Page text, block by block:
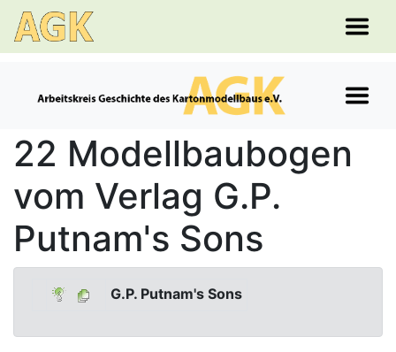
22 Modellbaubogen
vom Verlag G.P.
Putnam's Sons
G.P. Putnam's Sons